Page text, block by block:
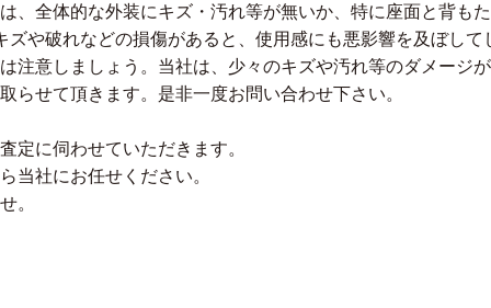
、全体的な外装にキズ・汚れ等が無いか、特に座面と背も
や破れなどの損傷があると、使用感にも悪影響を及ぼし
注意しましょう。当社は、少々のキズや汚れ等のダメージ
らせて頂きます。是非一度お問い合わせ下さい。
定に伺わせていただきます。
当社にお任せください。
。